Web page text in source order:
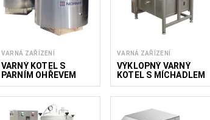
VARNÁ ZAŘÍZENÍ
VARNÝ KOTEL S
PARNÍM OHŘEVEM
CBPS - 200 / 300 /
VARNÁ ZAŘÍZENÍ
VÝKLOPNÝ VARNÝ
KOTEL S MÍCHADLEM